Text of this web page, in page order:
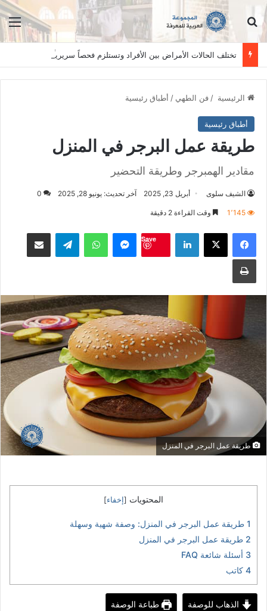
ابحث عن
الرئيسية /فن الطهي / أطباق رئيسية
أطباق رئيسية
طريقة عمل البرجر في المنزل
مقادير الهمبرجر وطريقة التحضير
الشيف سلوى أبريل 23, 2025 آخر تحديث: يونيو 28, 2025 0
1٬145 وقت القراءة 2 دقيقة
فيسبوك ‫X لينكدإن
Save
ماسنجر واتساب تيلقرام مشاكة بواسطة البريد
طباعة
طريقة عمل البرجر في المنزل
المحتويات [ إخفاء]
1 طريقة عمل البرجر في المنزل: وصفة شهية وسهلة
2 طريقة عمل البرجر في المنزل
3 أسئلة شائعة FAQ
4 كاتب
الذهاب للوصفة طباعة الوصفة